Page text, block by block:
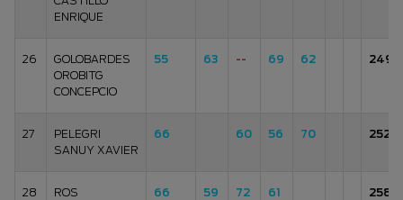
ENRIQUE
26
GOLOBARDES
OROBITG
CONCEPCIO
55 63 -- 69 62 249
27
PELEGRI
SANUY XAVIER
66 60 56 70 252
28
ROS
66 59 72 61 258